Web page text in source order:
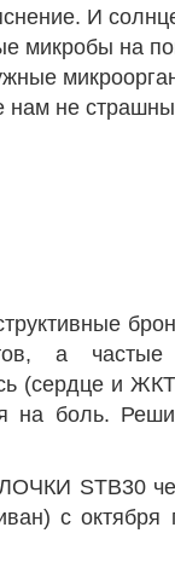
И
микробы на
нам не
а частые
(сердце и
на боль.
STB30
с